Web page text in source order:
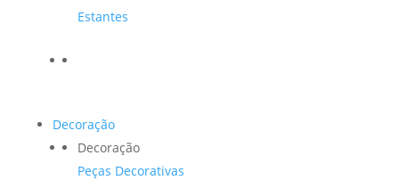
Estantes
Decoração
Decoração
Peças Decorativas